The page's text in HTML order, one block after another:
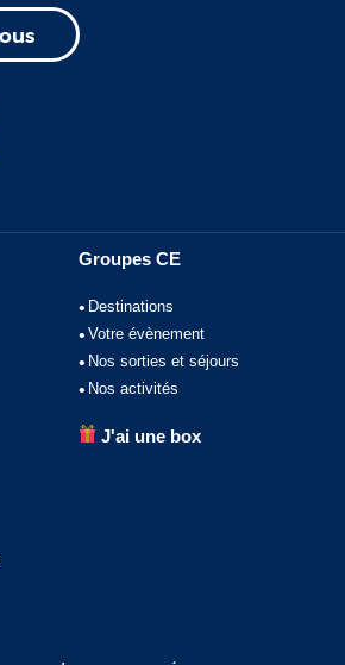
Groupes CE
Destinations
Votre évènement
Nos sorties et séjours
Nos activités
J'ai une box